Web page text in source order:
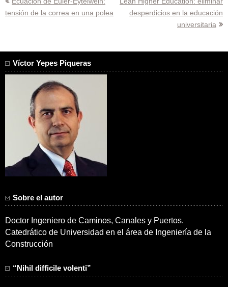
de
tensión de la correa en una polea
desperdicios en la educación
universitaria
Víctor Yepes Piqueras
Sobre el autor
Doctor Ingeniero de Caminos, Canales y Puertos.
Catedrático de Universidad en el área de Ingeniería de la
Construcción
“Nihil difficile volenti”